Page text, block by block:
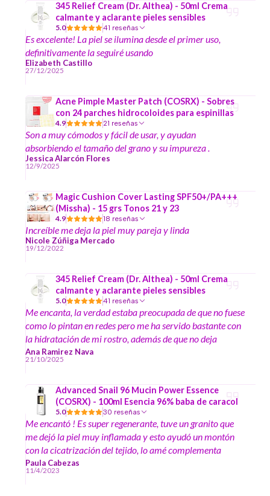
345 Relief Cream (Dr. Althea) - 50ml Crema
calmante y aclarante pieles sensibles
5.0 41 reseñas
Es excelente! La piel se ilumina desde el primer uso,
definitivamente la seguiré usando
Elizabeth Castillo
27/12/2025
Acne Pimple Master Patch (COSRX) - Sobres
con 24 parches hidrocoloides para espinillas
4.9 21 reseñas
Son a muy cómodos y fácil de usar, y ayudan
absorbiendo el tamaño del grano y su impureza .
Jessica Alarcón Flores
12/9/2025
Magic Cushion Cover Lasting SPF50+/PA+++
(Missha) - 15 grs Tonos 21 y 23
4.9 18 reseñas
Increíble me deja la piel muy pareja y linda
Nicole Zúñiga Mercado
19/12/2022
345 Relief Cream (Dr. Althea) - 50ml Crema
calmante y aclarante pieles sensibles
5.0 41 reseñas
Me encanta, la verdad estaba preocupada de que no fuese
como lo pintan en redes pero me ha servido bastante con
la hidratación de mi rostro, además de que no deja
brillosa la cara.
Ana Ramirez Nava
21/10/2025
Advanced Snail 96 Mucin Power Essence
(COSRX) - 100ml Esencia 96% baba de caracol
5.0 30 reseñas
Me encantó ! Es super regenerante, tuve un granito que
me dejó la piel muy inflamada y esto ayudó un montón
con la cicatrización del tejido, lo amé complementa
exitosamente mi rutina, deja la piel suavecita y con
luminosidad saludable. Espero traigan más porque es
Paula Cabezas
11/4/2023